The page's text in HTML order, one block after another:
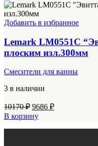
Добавить в избранное
Lemark LM0551C
плоским изл.300мм
Смесители для ванны
3 в наличии
10170₽ Первоначальная
цена
составляла
9686 ₽Текущая
В корзину